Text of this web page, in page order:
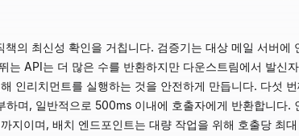
의 최신성 확인을 거칩니다. 검증기는 대상 메일 서버에
API는 더 많은 수를 반환하지만 다운스트림에서 발신
인리치먼트를 실행하는 것을 안전하게 만듭니다. 다섯
며, 일반적으로 500ms 이내에 호출자에게 반환합니다.
이며, 배치 엔드포인트는 대량 작업을 위해 호출당 최대